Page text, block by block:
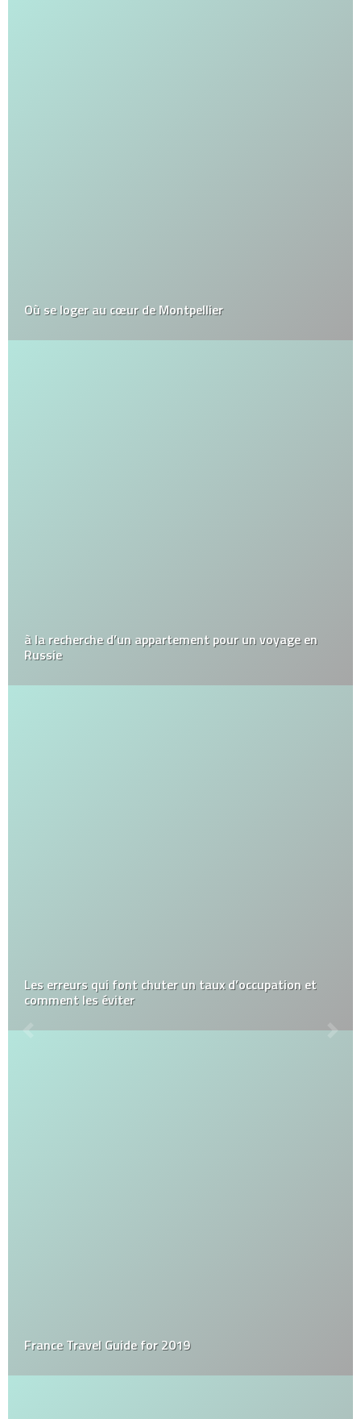
Où se loger au cœur de Montpellier
à la recherche d’un appartement pour un voyage en
Russie
Les erreurs qui font chuter un taux d’occupation et
comment les éviter
France Travel Guide for 2019